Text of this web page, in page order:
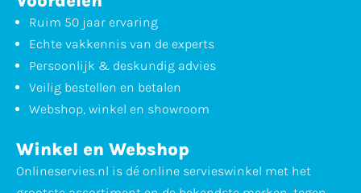
Ruim 50 jaar ervaring
Echte vakkennis van de experts
Persoonlijk & deskundig advies
Veilig bestellen en betalen
Webshop, winkel en showroom
Winkel en Webshop
Onlineservies.nl is dé online servieswinkel met het